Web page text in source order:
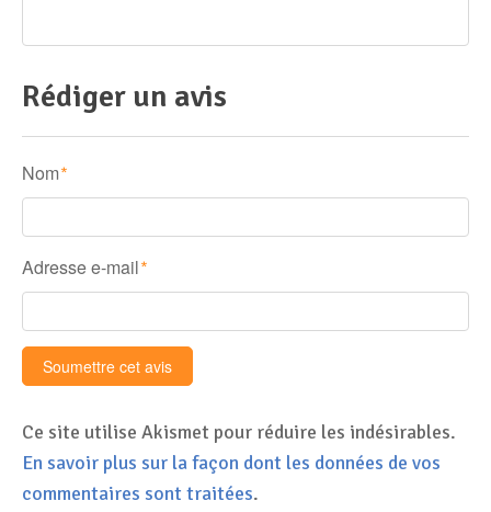
Rédiger un avis
Nom *
Adresse e-mail *
Ce site utilise Akismet pour réduire les indésirables.
En savoir plus sur la façon dont les données de vos
commentaires sont traitées.